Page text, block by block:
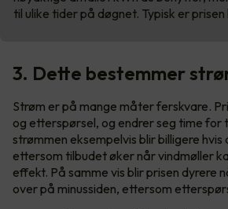
til ulike tider på døgnet. Typisk er
3. Dette bestemmer
Strøm er på mange måter ferskvare.
og etterspørsel, og endrer seg time
strømmen eksempelvis blir billigere
ettersom tilbudet øker når vindmøller
effekt. På samme vis blir prisen dyrere
over på minussiden, ettersom